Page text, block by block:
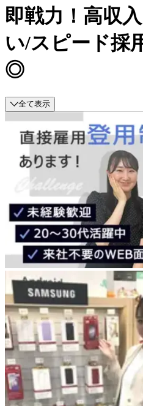
即戦力！高収
い/スピード採
◎
全て表示